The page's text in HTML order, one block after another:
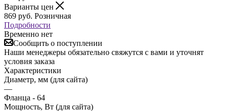
Варианты цен
869 руб. Розничная
Подробности
Временно нет
Сообщить о поступлении
Наши менеджеры обязательно свяжутся с вами и уточнят
условия заказа
Характеристики
Диаметр, мм (для сайта)
—
Фланца - 64
Мощность, Вт (для сайта)